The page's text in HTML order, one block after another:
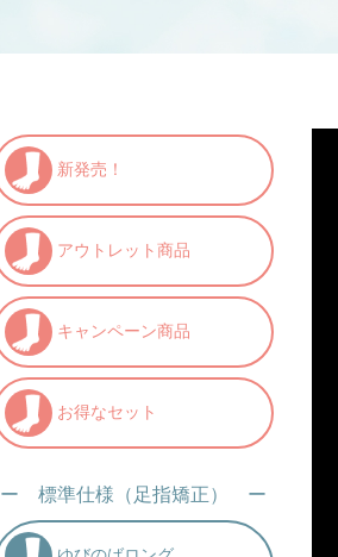
新発売！
アウトレット商品
キャンペーン商品
お得なセット
ー 標準仕様（足指矯正） ー